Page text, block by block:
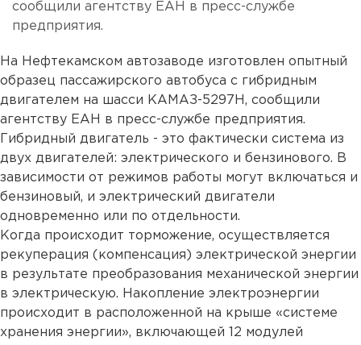
сообщили агентству ЕАН в пресс-службе
предприятия.
На Нефтекамском автозаводе изготовлен опытный
образец пассажирского автобуса с гибридным
двигателем на шасси КАМАЗ-5297Н, сообщили
агентству ЕАН в пресс-службе предприятия.
Гибридный двигатель - это фактически система из
двух двигателей: электрического и бензинового. В
зависимости от режимов работы могут включаться и
бензиновый, и электрический двигатели
одновременно или по отдельности.
Когда происходит торможение, осуществляется
рекуперация (компенсация) электрической энергии
в результате преобразования механической энергии
в электрическую. Накопление электроэнергии
происходит в расположенной на крыше «системе
хранения энергии», включающей 12 модулей